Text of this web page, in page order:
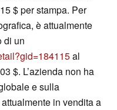
$ per stampa. Per
è attualmente
di un
al
$. L’azienda non ha
e sulla
in vendita a